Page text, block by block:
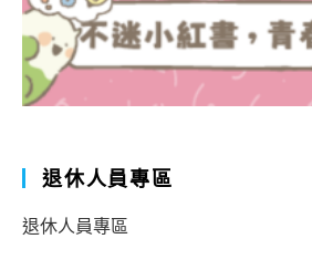
退休人員專區
退休人員專區